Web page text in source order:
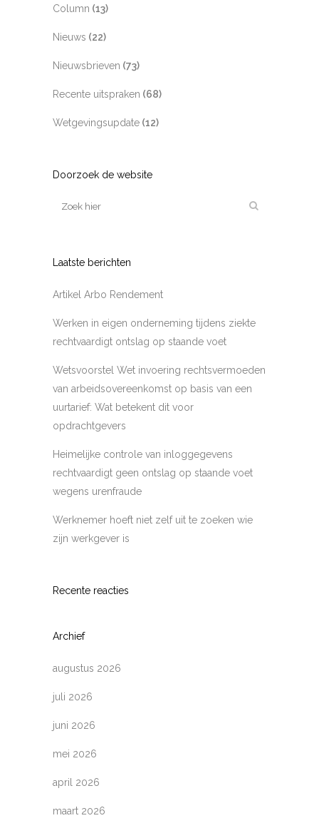
Column (13)
Nieuws (22)
Nieuwsbrieven (73)
Recente uitspraken (68)
Wetgevingsupdate (12)
Doorzoek de website
Laatste berichten
Artikel Arbo Rendement
Werken in eigen onderneming tijdens ziekte
rechtvaardigt ontslag op staande voet
Wetsvoorstel Wet invoering rechtsvermoeden
van arbeidsovereenkomst op basis van een
uurtarief: Wat betekent dit voor
opdrachtgevers
Heimelijke controle van inloggegevens
rechtvaardigt geen ontslag op staande voet
wegens urenfraude
Werknemer hoeft niet zelf uit te zoeken wie
zijn werkgever is
Recente reacties
Archief
augustus 2026
juli 2026
juni 2026
mei 2026
april 2026
maart 2026